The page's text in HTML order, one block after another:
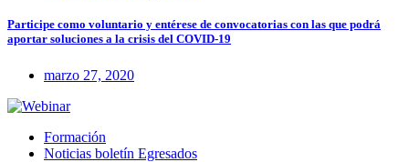
Participe como voluntario y entérese de convocatorias con las que podrá
aportar soluciones a la crisis del COVID-19
marzo 27, 2020
Formación
Noticias boletín Egresados